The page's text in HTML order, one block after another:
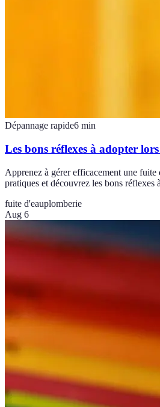
Dépannage rapide6 min
Les bons réflexes à adopter
Apprenez à gérer efficacement une fuite
pratiques et découvrez les bons réflexes
fuite d'eauplomberie
Aug 6